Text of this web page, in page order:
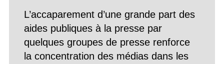
L’accaparement d’une grande part des
aides publiques à la presse par
quelques groupes de presse renforce
la concentration des médias dans les